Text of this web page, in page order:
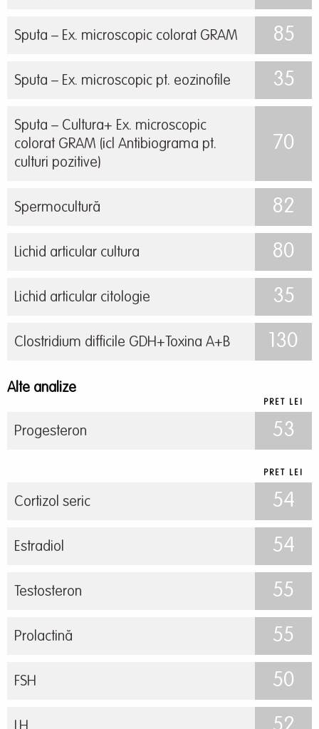
Sputa – Ex. microscopic colorat GRAM 85
Sputa – Ex. microscopic pt. eozinofile 35
Sputa – Cultura+ Ex. microscopic
colorat GRAM (icl Antibiograma pt.
culturi pozitive)
70
Spermocultură 82
Lichid articular cultura 80
Lichid articular citologie 35
Clostridium difficile GDH+Toxina A+B 130
Alte analize
PRET LEI
Progesteron 53
PRET LEI
Cortizol seric 54
Estradiol 54
Testosteron 55
Prolactină 55
FSH 50